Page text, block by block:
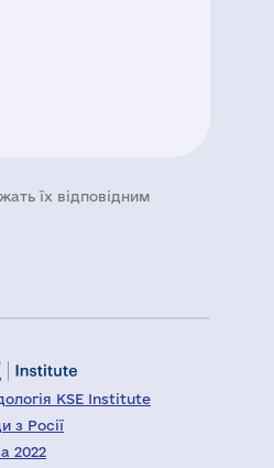
їх відповідним
KSE Institute
з Росії
2022